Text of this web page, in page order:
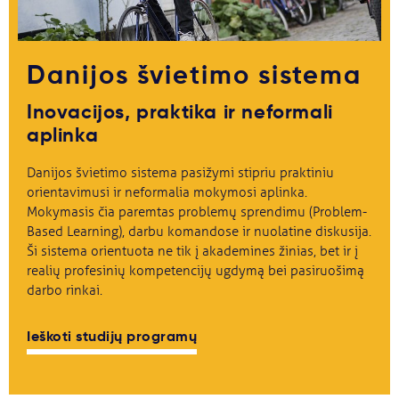
Svarbu
Paslaugos
Kodėl Kastu?
Naujienos
Danijos švietimo sistema
Inovacijos, praktika ir neformali
aplinka
Danijos švietimo sistema pasižymi stipriu praktiniu
orientavimusi ir neformalia mokymosi aplinka.
Mokymasis čia paremtas problemų sprendimu (Problem-
Based Learning), darbu komandose ir nuolatine diskusija.
Ši sistema orientuota ne tik į akademines žinias, bet ir į
realių profesinių kompetencijų ugdymą bei pasiruošimą
darbo rinkai.
Ieškoti studijų programų